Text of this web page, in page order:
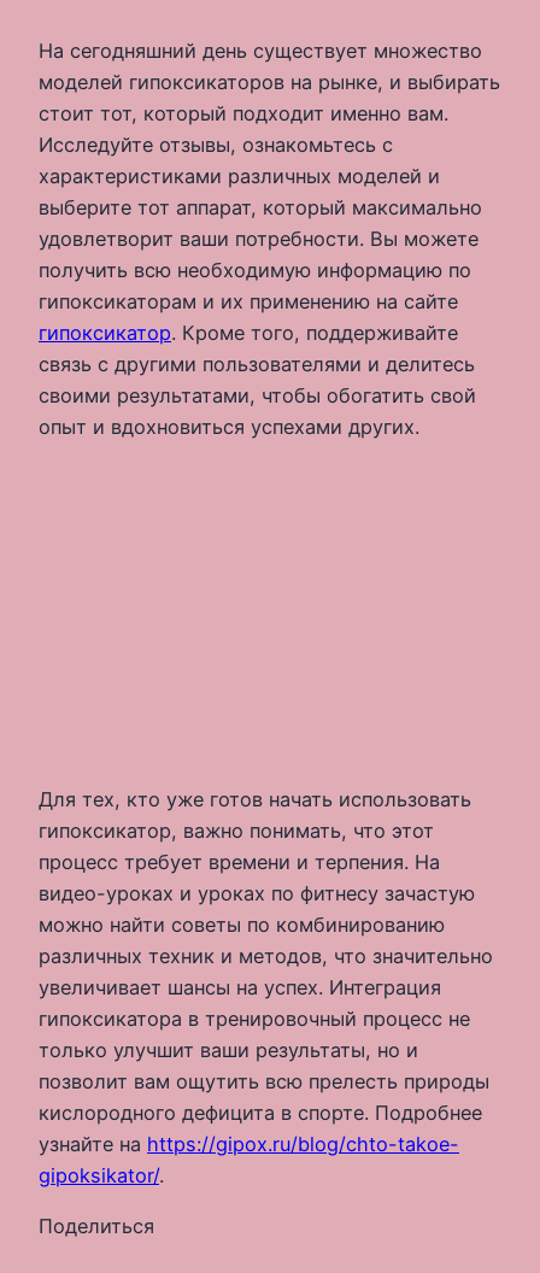
На сегодняшний день существует множество
моделей гипоксикаторов на рынке, и выбирать
стоит тот, который подходит именно вам.
Исследуйте отзывы, ознакомьтесь с
характеристиками различных моделей и
выберите тот аппарат, который максимально
удовлетворит ваши потребности. Вы можете
получить всю необходимую информацию по
гипоксикаторам и их применению на сайте
гипоксикатор. Кроме того, поддерживайте
связь с другими пользователями и делитесь
своими результатами, чтобы обогатить свой
опыт и вдохновиться успехами других.
Для тех, кто уже готов начать использовать
гипоксикатор, важно понимать, что этот
процесс требует времени и терпения. На
видео-уроках и уроках по фитнесу зачастую
можно найти советы по комбинированию
различных техник и методов, что значительно
увеличивает шансы на успех. Интеграция
гипоксикатора в тренировочный процесс не
только улучшит ваши результаты, но и
позволит вам ощутить всю прелесть природы
кислородного дефицита в спорте. Подробнее
узнайте на https://gipox.ru/blog/chto-takoe-
gipoksikator/.
Поделиться